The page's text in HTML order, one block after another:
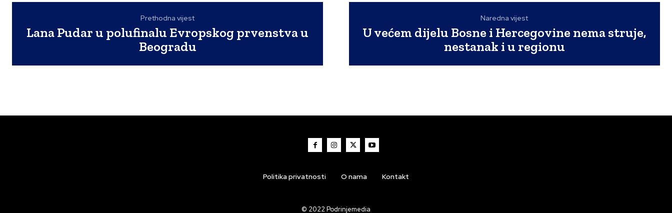
Prethodna vijest
Lana Pudar u polufinalu Evropskog prvenstva u
Beogradu
Naredna vijest
U većem dijelu Bosne i Hercegovine nema struje,
nestanak i u regionu
Politika privatnosti O nama Kontakt
© 2022 Podrinjemedia